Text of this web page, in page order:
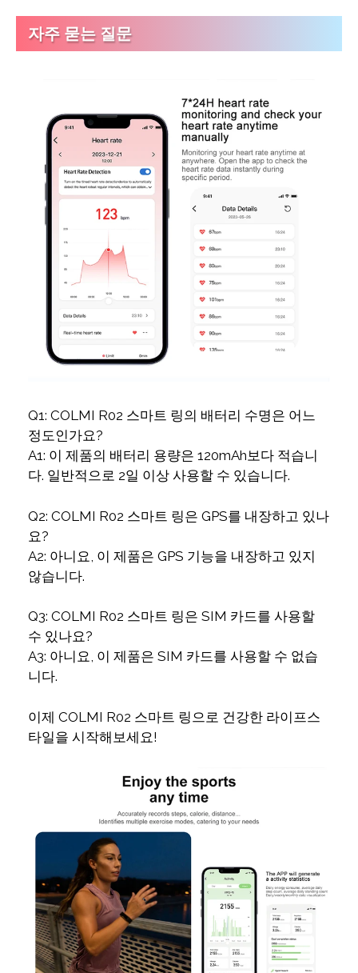
자주 묻는 질문
Q1: COLMI R02 스마트 링의 배터리 수명은 어느
정도인가요?
A1: 이 제품의 배터리 용량은 120mAh보다 적습니
다. 일반적으로 2일 이상 사용할 수 있습니다.
Q2: COLMI R02 스마트 링은 GPS를 내장하고 있나
요?
A2: 아니요, 이 제품은 GPS 기능을 내장하고 있지
않습니다.
Q3: COLMI R02 스마트 링은 SIM 카드를 사용할
수 있나요?
A3: 아니요, 이 제품은 SIM 카드를 사용할 수 없습
니다.
이제 COLMI R02 스마트 링으로 건강한 라이프스
타일을 시작해보세요!